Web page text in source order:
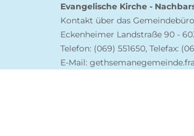
Evangelische Kirche -
Kontakt über das
Eckenheimer Landstraße 90 -
Telefon: (069) 551650, Telefax:
E-Mail: